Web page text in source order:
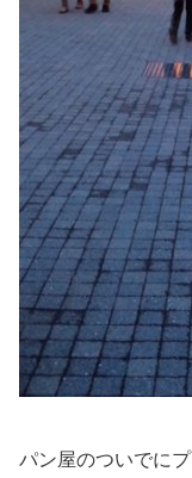
パン屋のついでに